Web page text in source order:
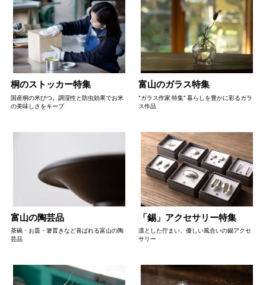
桐のストッカー特集
国産桐の米びつ。調湿性と防虫効果でお米
の美味しさをキープ
富山のガラス特集
"ガラス作家 特集" 暮らしを豊かに彩るガラ
ス作品
富山の陶芸品
茶碗・お皿・箸置きなど喜ばれる富山の陶
芸品
「錫」アクセサリー特集
凛とした佇まい、優しい風合いの錫アクセ
サリー